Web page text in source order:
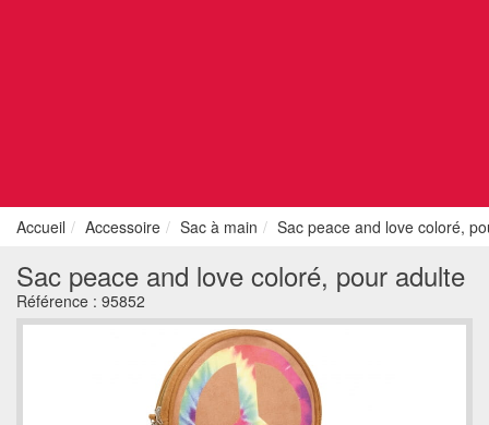
Accueil Accessoire Sac à main Sac peace and love coloré,
Sac peace and love coloré, pour adulte
Référence : 95852